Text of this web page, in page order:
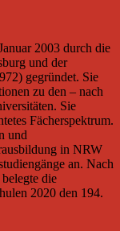
2003 durch die
und der
gegründet. Sie
zu den – nach
Sie
Fächerspektrum.
und
in NRW
an. Nach
die
2020 den 194.